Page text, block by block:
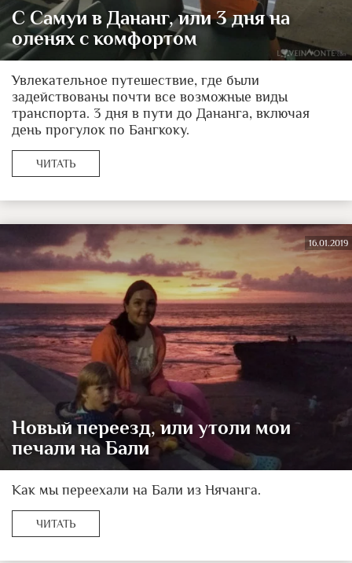
С Самуи в Дананг, или 3 дня на
оленях с комфортом
Увлекательное путешествие, где были
задействованы почти все возможные виды
транспорта. 3 дня в пути до Дананга, включая
день прогулок по Бангкоку.
ЧИТАТЬ
16.01.2019
Новый переезд, или утоли мои
печали на Бали
Как мы переехали на Бали из Нячанга.
ЧИТАТЬ